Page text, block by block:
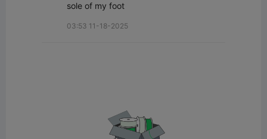
sole of my foot
03:53 11-18-2025